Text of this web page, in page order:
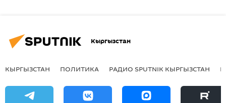
Кыргызстан
КЫРГЫЗСТАН ПОЛИТИКА РАДИО SPUTNIK КЫРГЫЗСТАН